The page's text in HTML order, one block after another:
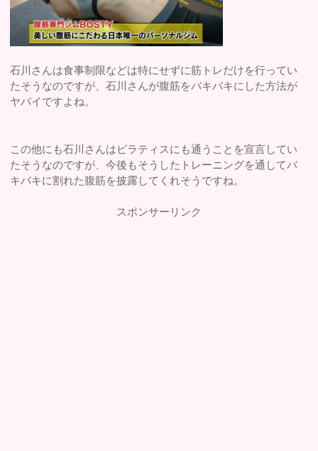
石川さんは食事制限などは特にせずに筋トレだけを行ってい
たそうなのですが、石川さんが腹筋をバキバキにした方法が
ヤバイですよね。
この他にも石川さんはピラティスにも通うことを宣言してい
たそうなのですが、今後もそうしたトレーニングを通してバ
キバキに割れた腹筋を披露してくれそうですね。
スポンサーリンク